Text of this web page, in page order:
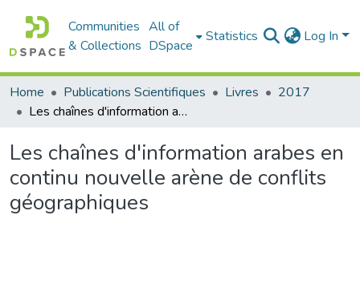
Communities
& Collections
All of
DSpace
Statistics Log In
Home Publications Scientifiques Livres
2017
Les chaînes d'information arabes en continu nouvelle arène de conflits géographiques
Les chaînes d'information arabes en
continu nouvelle arène de conflits
géographiques